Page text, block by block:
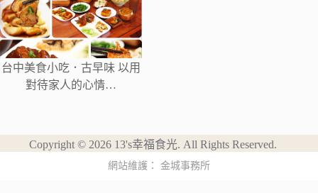
台中美食小吃．古早味 以用
對待家人的心情…
Copyright © 2026 13's幸福食光. All Rights Reserved.
網站維護： 金城事務所